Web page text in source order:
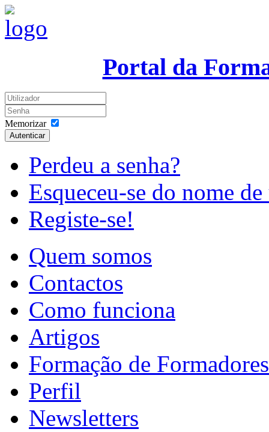
Portal da
Memorizar
Autenticar
Perdeu a senha?
Esqueceu-se do nome
Registe-se!
Quem somos
Contactos
Como funciona
Artigos
Formação de Formadores
Perfil
Newsletters